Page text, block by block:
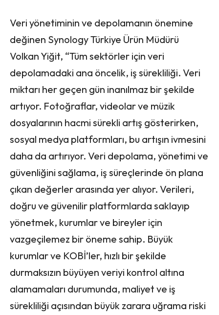
Veri yönetiminin ve depolamanın önemine
değinen Synology Türkiye Ürün Müdürü
Volkan Yiğit, “Tüm sektörler için veri
depolamadaki ana öncelik, iş sürekliliği. Veri
miktarı her geçen gün inanılmaz bir şekilde
artıyor. Fotoğraflar, videolar ve müzik
dosyalarının hacmi sürekli artış gösterirken,
sosyal medya platformları, bu artışın ivmesini
daha da artırıyor. Veri depolama, yönetimi ve
güvenliğini sağlama, iş süreçlerinde ön plana
çıkan değerler arasında yer alıyor. Verileri,
doğru ve güvenilir platformlarda saklayıp
yönetmek, kurumlar ve bireyler için
vazgeçilemez bir öneme sahip. Büyük
kurumlar ve KOBİ’ler, hızlı bir şekilde
durmaksızın büyüyen veriyi kontrol altına
alamamaları durumunda, maliyet ve iş
sürekliliği açısından büyük zarara uğrama riski